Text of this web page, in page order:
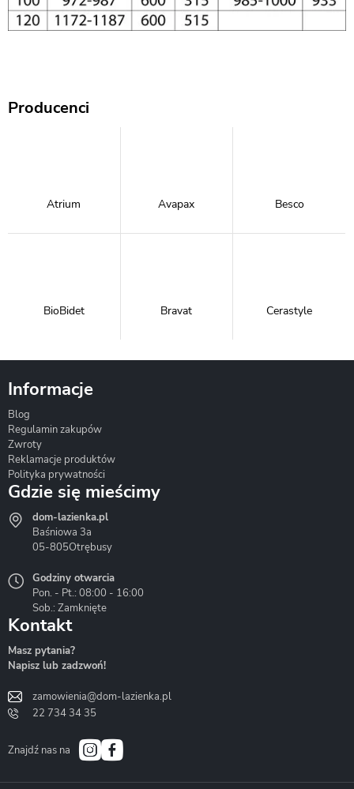
Producenci
Atrium Avapax Besco
BioBidet Bravat Cerastyle
Hydrostop
Liveno
Bath&Spa
Informacje
Blog
Regulamin zakupów
Zwroty
Reklamacje produktów
Polityka prywatności
Gdzie się mieścimy
dom-lazienka.pl
Baśniowa 3a
05-805Otrębusy
Godziny otwarcia
Pon. - Pt.: 08:00 - 16:00
Sob.: Zamknięte
Kontakt
Masz pytania?
Napisz lub zadzwoń!
zamowienia@dom-lazienka.pl
22 734 34 35
Znajdź nas na